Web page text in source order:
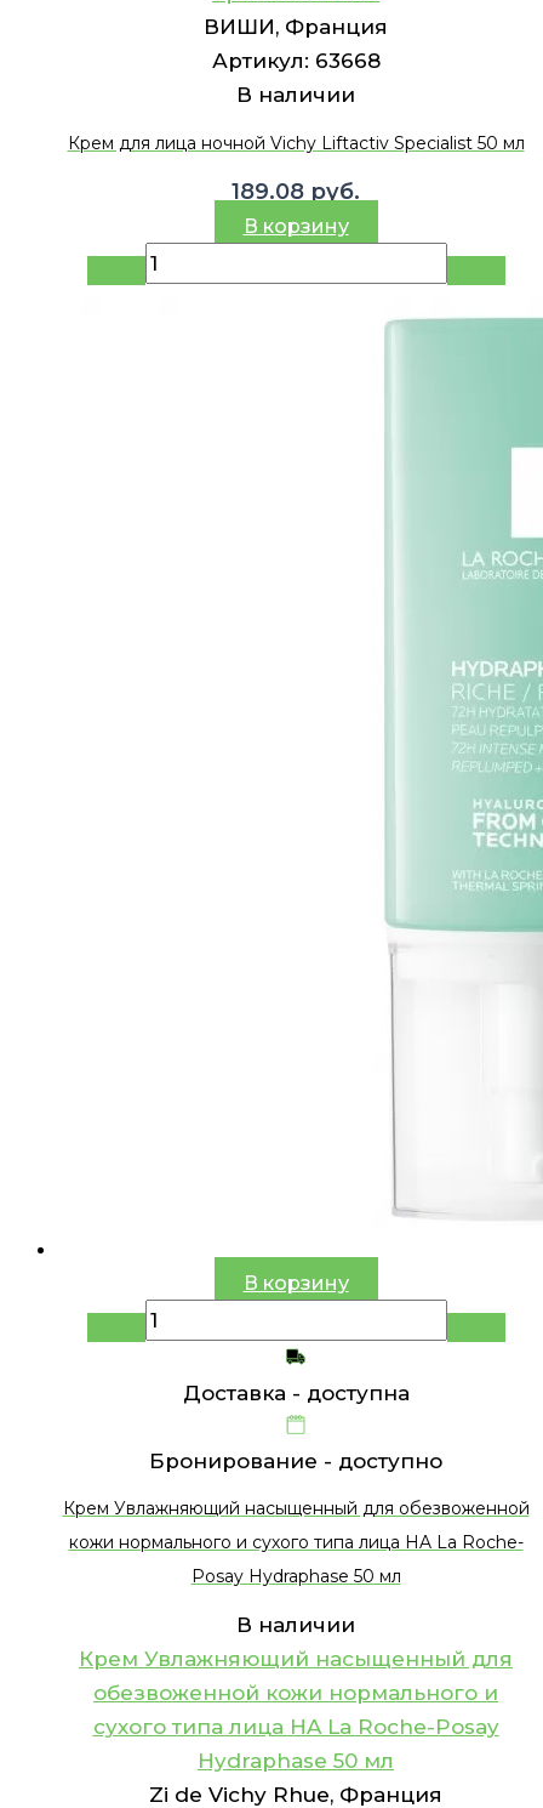
ВИШИ, Франция
Артикул: 63668
В наличии
Крем для лица ночной Vichy Liftactiv Specialist 50 мл
189.08 руб.
В корзину
В корзину
Доставка - доступна
Бронирование - доступно
Крем Увлажняющий насыщенный для обезвоженной
кожи нормального и сухого типа лица HA La Roche-
Posay Hydraphase 50 мл
В наличии
Крем Увлажняющий насыщенный для
обезвоженной кожи нормального и
сухого типа лица HA La Roche-Posay
Hydraphase 50 мл
Zi de Vichy Rhue, Франция